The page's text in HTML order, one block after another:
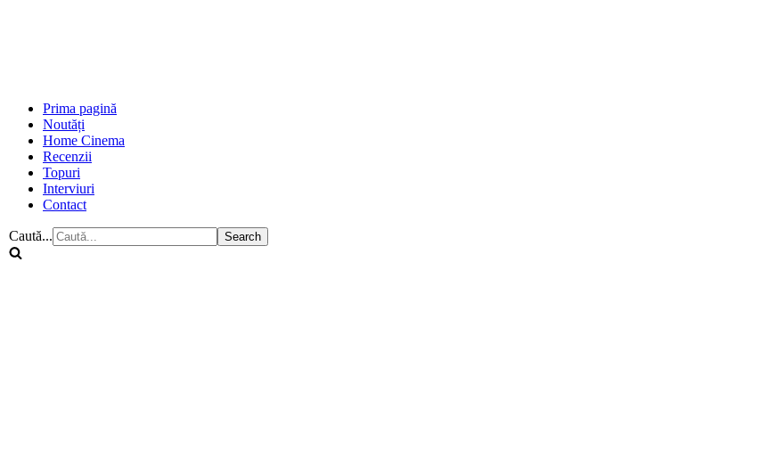
Prima pagină
Noutăți
Home Cinema
Recenzii
Topuri
Interviuri
Contact
Caută...